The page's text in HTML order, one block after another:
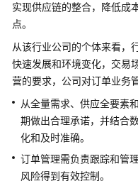
方
映
云
科
技
车
联
数
据
实现供应链的整合，降低成
点。
从该行业公司的个体来看，
快速发展和环境变化，交易
营的要求，公司对订单业务
从全量需求、供应全要素
期做出合理承诺，并结合
化和及时准确。
订单管理需负责跟踪和管
风险得到有效控制。